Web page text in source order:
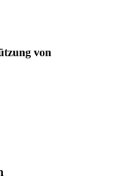
von